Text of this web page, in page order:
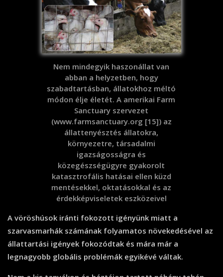
Nem mindegyik haszonállat van
abban a helyzetben, hogy
szabadtartásban, állatokhoz méltó
módon élje életét. A amerikai Farm
Sanctuary szervezet
(www.farmsanctuary.org [15]) az
állattenyésztés állatokra,
környezetre, társadalmi
igazságosságra és
közegészségügyre gyakorolt
katasztrofális hatásai ellen küzd
mentésekkel, oktatásokkal és az
érdekképviseletek eszközeivel
A vöröshúsok iránti fokozott igényünk miatt a
szarvasmarhák számának folyamatos növekedésével az
állattartási igények fokozódtak és mára már a
legnagyobb globális problémák egyikévé váltak.